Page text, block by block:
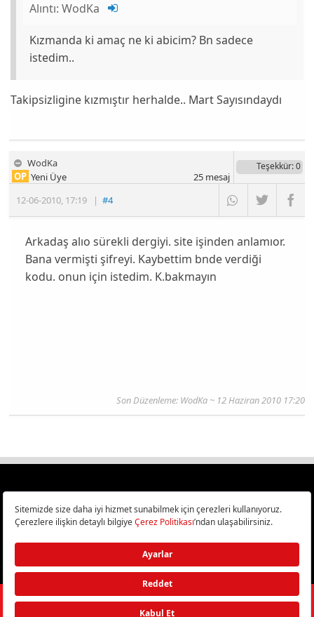
Alıntı:WodKa
Kızmanda ki amaç ne ki abicim? Bn sadece
istedim..
Takipsizligine kızmıştır herhalde.. Mart Sayısındaydı
WodKa
12-06-2010, 17:19 |#4
OP Yeni Üye
Teşekkür: 0
25mesaj
Arkadaş alıo sürekli dergiyi. site işinden anlamıor.
Bana vermişti şifreyi. Kaybettim bnde verdiği
kodu. onun için istedim. K.bakmayın
Son Düzenleme: WodKa ~ 12 Haziran 2010 17:20
Türkiye
Bilişim ve Teknoloji Haberleri CHIP Online’da!
©2026Doğan Burda Dergi Yayıncılık ve Pazarlama A.Ş./ Tüm hakları